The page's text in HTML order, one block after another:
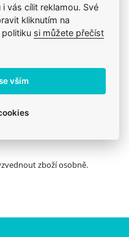
již 20 let.
i problémem.
věříme
zboží osobně.
vás cílit reklamou. Své
kliknutím na
politiku si můžete přečíst
vším